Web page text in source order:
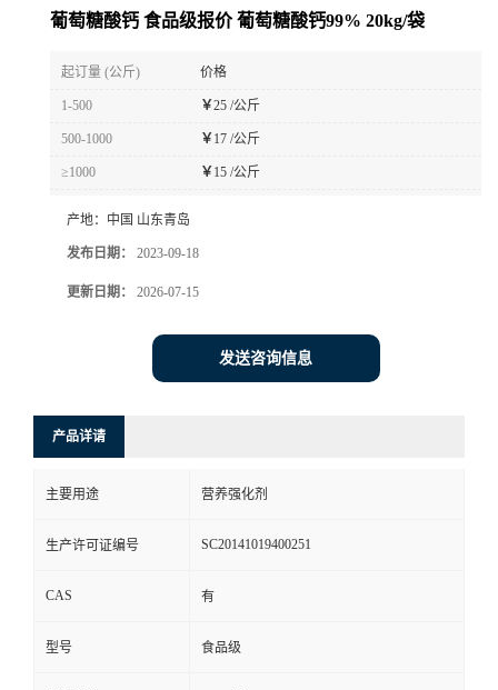
葡萄糖酸钙 食品级报价 葡萄糖酸钙99% 20kg/袋
起订量 (公斤) 价格
1-500 ￥25 /公斤
500-1000 ￥ 17 /公斤
≥1000 ￥ 15 /公斤
产地： 中国 山东青岛
发布日期： 2023-09-18
更新日期： 2026-07-15
发送咨询信息
产品详请
主要用途 营养强化剂
生产许可证编号 SC20141019400251
CAS 有
型号 食品级